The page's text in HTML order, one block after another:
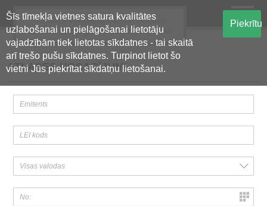
Šīs tīmekļa vietnes satura kvalitātes
uzlabošanai un pielāgošanai lietotāju
vajadzībām tiek lietotas sīkdatnes - tai skaitā
arī trešo pušu sīkdatnes. Turpinot lietot šo
vietni Jūs piekrītat sīkdatņu lietošanai.
Piekrītu
Oficiālā regulētās informācijas
centralizētā glabāšanas sistēma
ATLASES NOSACĪJUMI